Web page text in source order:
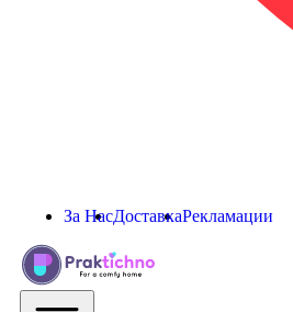
За НасДоставкаРекламации